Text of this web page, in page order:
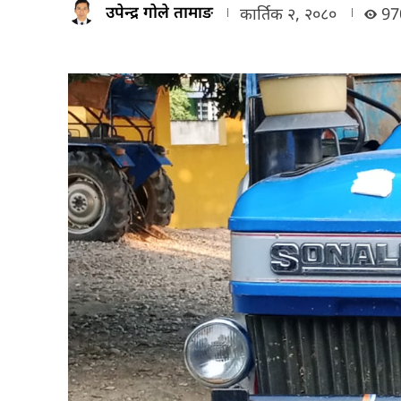
उपेन्द्र गोले तामाङ कार्तिक २, २०८०